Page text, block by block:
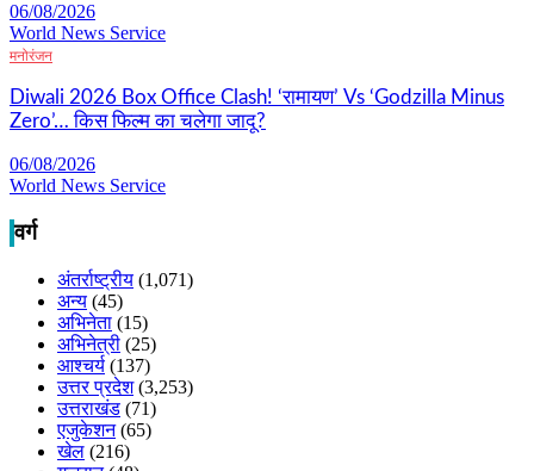
06/08/2026
World News Service
मनोरंजन
Diwali 2026 Box Office Clash! ‘रामायण’ Vs ‘Godzilla Minus
Zero’… किस फिल्म का चलेगा जादू?
06/08/2026
World News Service
वर्ग
अंतर्राष्ट्रीय (1,071)
अन्य (45)
अभिनेता (15)
अभिनेत्री (25)
आश्चर्य (137)
उत्तर प्रदेश(3,253)
उत्तराखंड (71)
एजुकेशन(65)
खेल (216)